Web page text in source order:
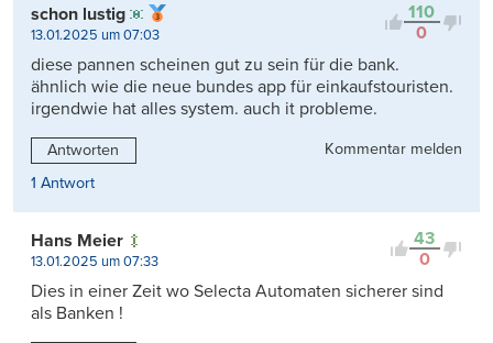
110
0
schon lustig
13.01.2025 um 07:03
diese pannen scheinen gut zu sein für die bank.
ähnlich wie die neue bundes app für einkaufstouristen.
irgendwie hat alles system. auch it probleme.
Antworten
Kommentar melden
1 Antwort
43
0
Hans Meier
13.01.2025 um 07:33
Dies in einer Zeit wo Selecta Automaten sicherer sind
als Banken !